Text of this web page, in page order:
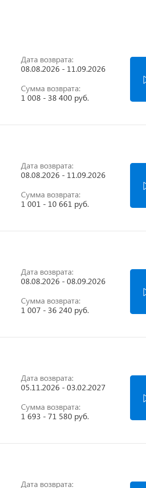
Дата возврата:
08.08.2026 - 11.09.2026
Сумма возврата:
1 008 - 38 400 руб.
Дата возврата:
08.08.2026 - 11.09.2026
Сумма возврата:
1 001 - 10 661 руб.
Дата возврата:
08.08.2026 - 08.09.2026
Сумма возврата:
1 007 - 36 240 руб.
Дата возврата:
05.11.2026 - 03.02.2027
Сумма возврата:
1 693 - 71 580 руб.
Дата возврата: